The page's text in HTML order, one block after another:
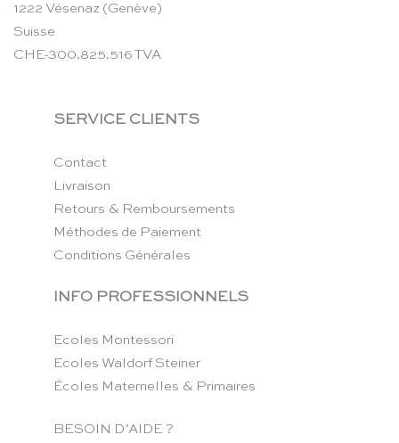
1222 Vésenaz (Genève)
Suisse
CHE-300.825.516 TVA
SERVICE CLIENTS
Contact
Livraison
Retours & Remboursements
Méthodes de Paiement
Conditions Générales
INFO PROFESSIONNELS
Ecoles Montessori
Ecoles Waldorf Steiner
Écoles Maternelles & Primaires
BESOIN D’AIDE ?